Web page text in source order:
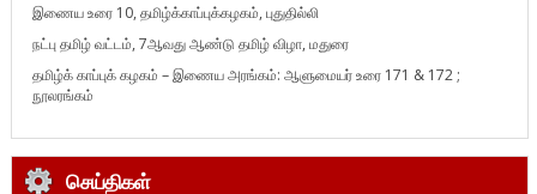
இணைய உரை 10, தமிழ்க்காப்புக்கழகம், புதுதில்லி
நட்பு தமிழ் வட்டம், 7ஆவது ஆண்டு தமிழ் விழா, மதுரை
தமிழ்க் காப்புக் கழகம் – இணைய அரங்கம்: ஆளுமையர் உரை 171 & 172 ;
நூலரங்கம்
செய்திகள்